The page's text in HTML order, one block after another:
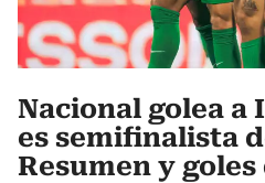
Nacional golea
es semifinalista
Resumen y